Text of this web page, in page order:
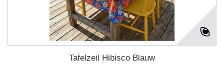
Tafelzeil Hibisco Blauw